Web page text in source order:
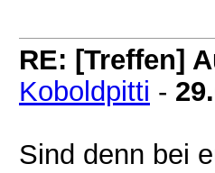
RE: [Treffen]
Koboldpitti -
Sind denn bei